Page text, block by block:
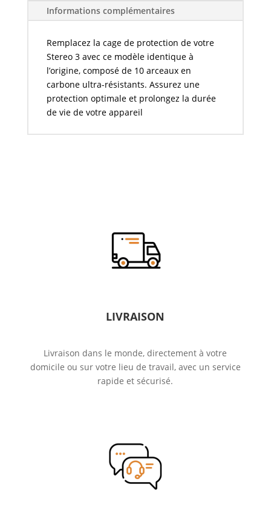
Informations complémentaires
Remplacez la cage de protection de votre
Stereo 3 avec ce modèle identique à
l’origine, composé de 10 arceaux en
carbone ultra-résistants. Assurez une
protection optimale et prolongez la durée
de vie de votre appareil
LIVRAISON
Livraison dans le monde, directement à votre
domicile ou sur votre lieu de travail, avec un service
rapide et sécurisé.